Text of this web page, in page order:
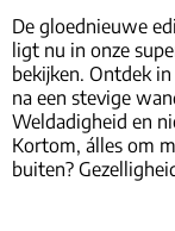
De gloednieuwe
ligt nu in onze
bekijken. Ontdek
na een stevige
Weldadigheid en
Kortom, álles om
buiten?